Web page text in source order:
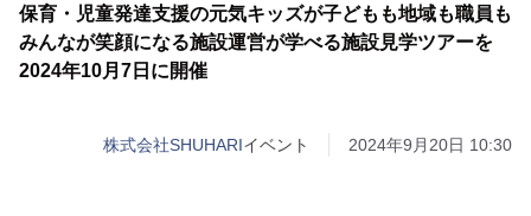
保育・児童発達支援の元気キッズが子どもも地域も職員も
みんなが笑顔になる施設運営が学べる施設見学ツアーを
2024年10月7日に開催
株式会社SHUHARIイベント 2024年9月20日 10:30